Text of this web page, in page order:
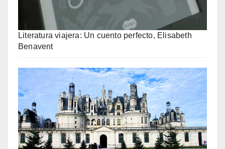
Literatura viajera: Un cuento perfecto, Elisabeth
Benavent